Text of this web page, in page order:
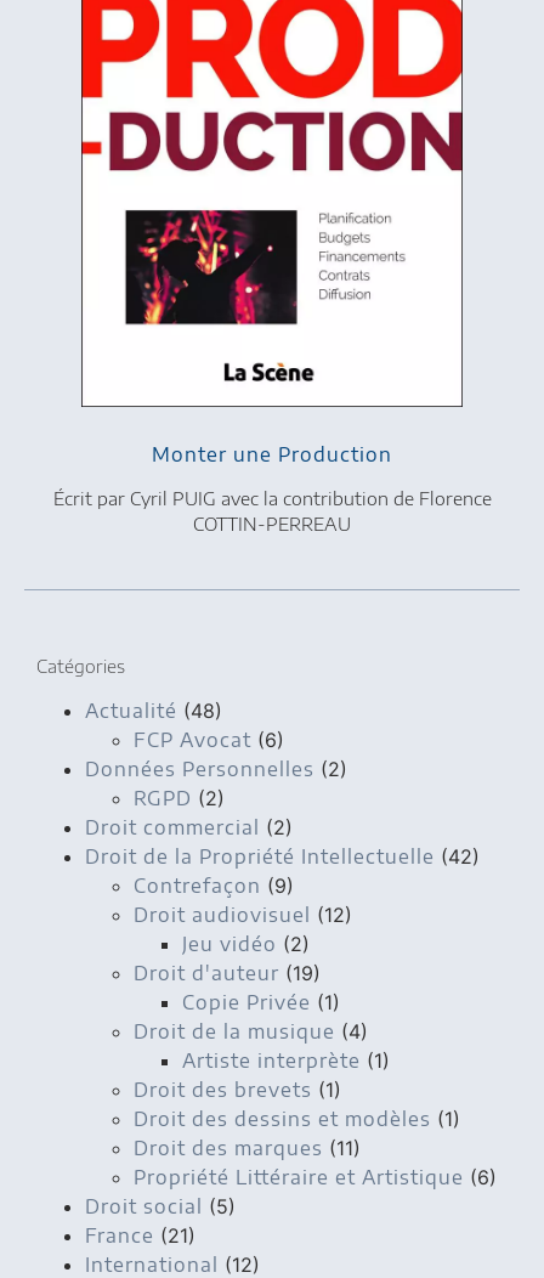
Monter une Production
Écrit par Cyril PUIG avec la contribution de Florence
COTTIN-PERREAU
Catégories
Actualité (48)
FCP Avocat (6)
Données Personnelles (2)
RGPD (2)
Droit commercial (2)
Droit de la Propriété Intellectuelle (42)
Contrefaçon (9)
Droit audiovisuel (12)
Jeu vidéo (2)
Droit d'auteur (19)
Copie Privée (1)
Droit de la musique (4)
Artiste interprète (1)
Droit des brevets (1)
Droit des dessins et modèles (1)
Droit des marques (11)
Propriété Littéraire et Artistique (6)
Droit social (5)
France (21)
International (12)